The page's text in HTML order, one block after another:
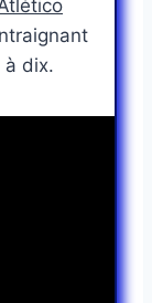
à dix.